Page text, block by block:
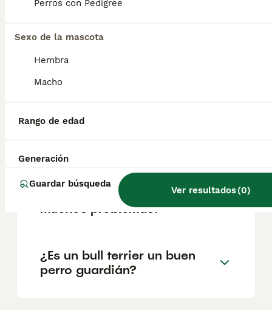
Perros con Pedigree
Sexo de la mascota
Hembra
Macho
Rango de edad
Generación
Guardar búsqueda
Ver resultados(0)
¿Cómo son los bull terrier de
¿Cuántos cachorros puede
¿Los bull terrier tienen
muchos problemas?
¿Es un bull terrier un buen
perro guardián?